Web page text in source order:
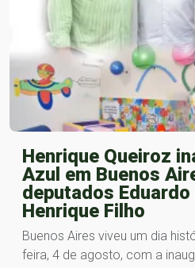
Henrique Queiroz
Azul em Buenos
deputados
Henrique Filho
Buenos Aires viveu um dia
feira, 4 de agosto, com a